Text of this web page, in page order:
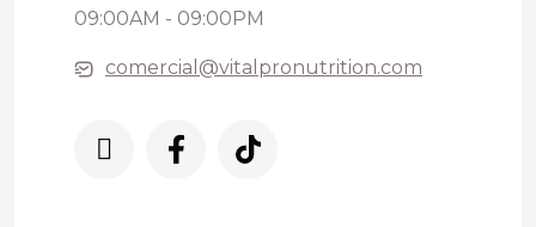
09:00AM - 09:00PM
comercial@vitalpronutrition.com